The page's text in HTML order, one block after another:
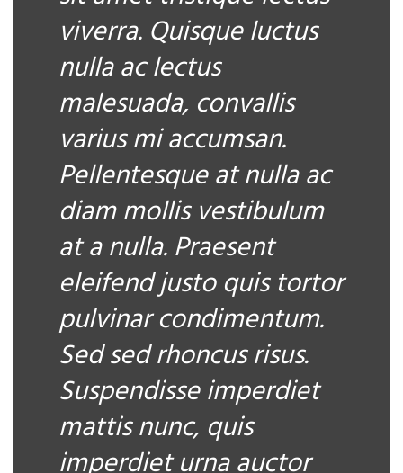
viverra. Quisque luctus
nulla ac lectus
malesuada, convallis
varius mi accumsan.
Pellentesque at nulla ac
diam mollis vestibulum
at a nulla. Praesent
eleifend justo quis tortor
pulvinar condimentum.
Sed sed rhoncus risus.
Suspendisse imperdiet
mattis nunc, quis
imperdiet urna auctor